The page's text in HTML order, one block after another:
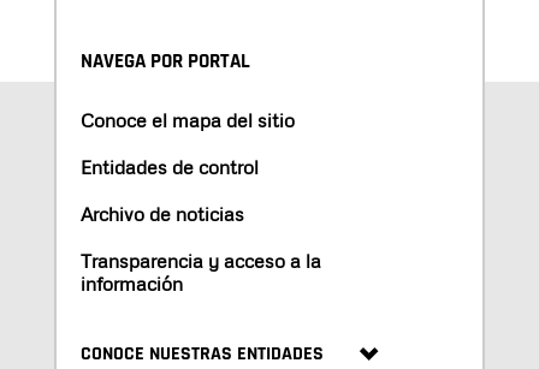
NAVEGA POR PORTAL
Conoce el mapa del sitio
Entidades de control
Archivo de noticias
Transparencia y acceso a la
información
CONOCE NUESTRAS ENTIDADES